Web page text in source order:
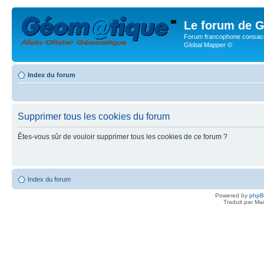
Le forum de
Forum francophone
Global Mapper ©
Index du forum
Supprimer tous les cookies du forum
Êtes-vous sûr de vouloir supprimer tous les cookies de ce forum ?
Index du forum
Powered by
Traduit par